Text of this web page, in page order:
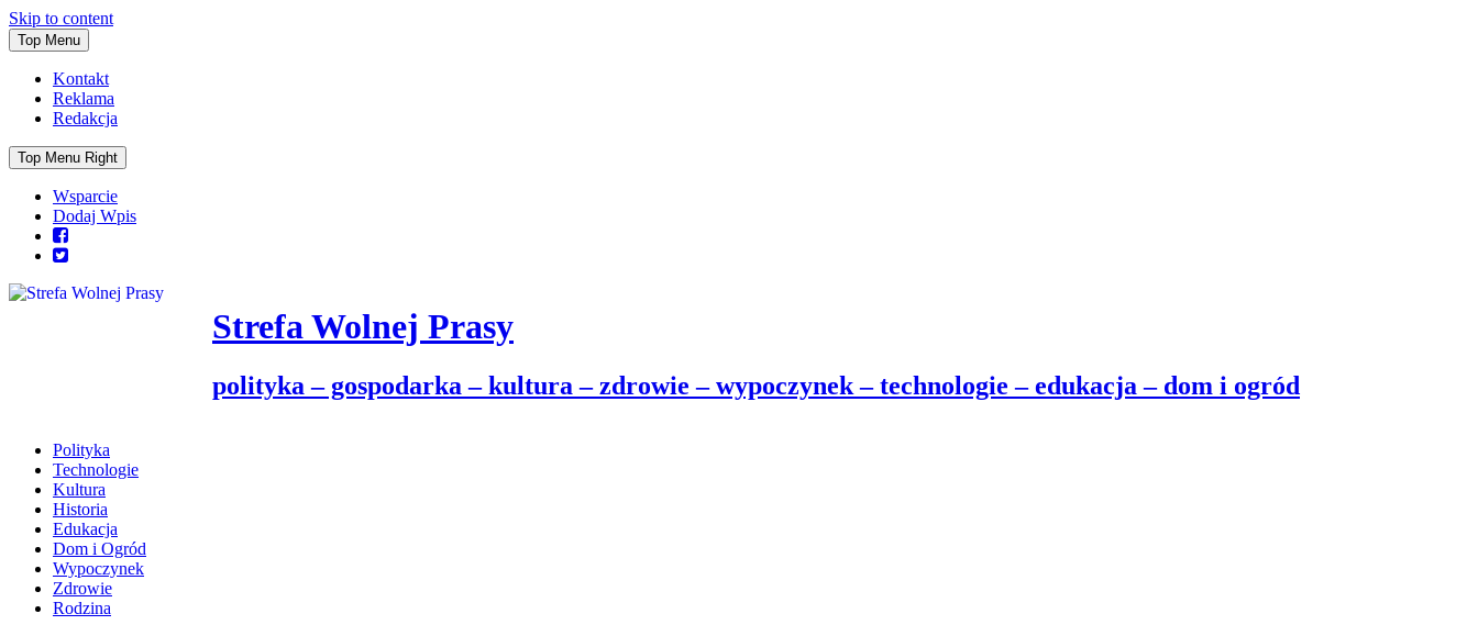
Skip to content
Top Menu
Kontakt
Reklama
Redakcja
Top Menu Right
Wsparcie
Dodaj Wpis
Strefa Wolnej Prasy
polityka – gospodarka – kultura – zdrowie – wypoczynek – technologie – edukacja – dom i ogród
Polityka
Technologie
Kultura
Historia
Edukacja
Dom i Ogród
Wypoczynek
Zdrowie
Rodzina